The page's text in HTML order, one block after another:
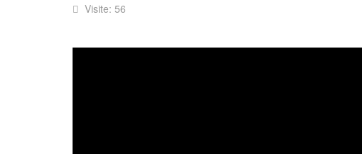
Visite: 56